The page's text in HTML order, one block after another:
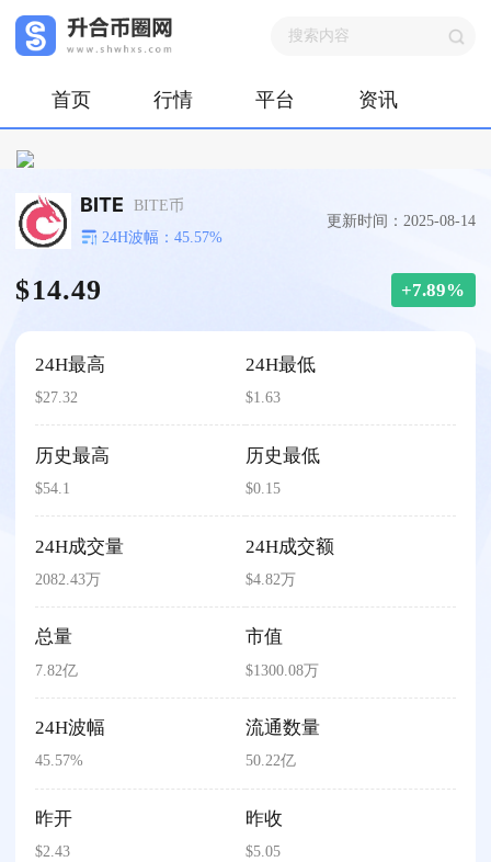
首页 行情 平台 资讯
BITE
BITE币
24H波幅：45.57%
更新时间：2025-08-14
$14.49 +7.89%
24H最高
$27.32
24H最低
$1.63
历史最高
$54.1
历史最低
$0.15
24H成交量
2082.43万
24H成交额
$4.82万
总量
7.82亿
市值
$1300.08万
24H波幅
45.57%
流通数量
50.22亿
昨开
$2.43
昨收
$5.05